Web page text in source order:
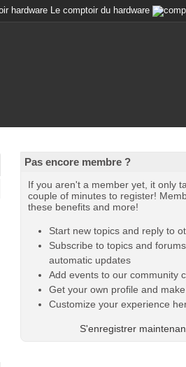
Le comptoir du hardware
Pas encore membre ?
If you aren't a member yet, it only
couple of minutes to register!
these benefits and more!
Start new topics and reply to
Subscribe to topics and
automatic updates
Add events to our community
Get your own profile and
Customize your experience
S'enregistrer